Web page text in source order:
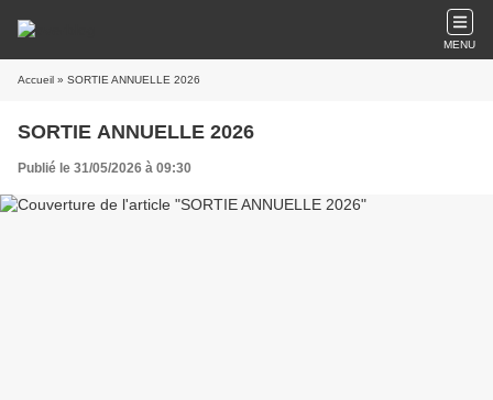
MENU
Accueil » SORTIE ANNUELLE 2026
SORTIE ANNUELLE 2026
Publié le 31/05/2026 à 09:30